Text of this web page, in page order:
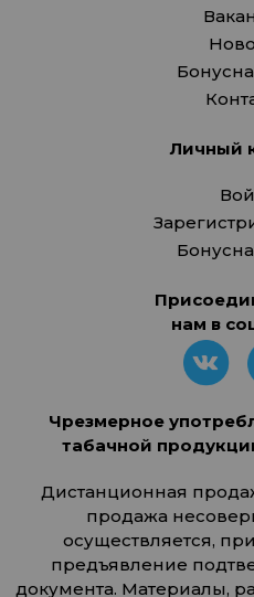
Личный
нам в
Чрезмерное
табачной
Дистанционная
продажа
осуществляется,
предъявление
документа. Материалы,